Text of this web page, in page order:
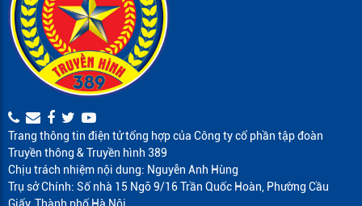
Trang thông tin điện tử tổng hợp của Công ty cổ phần tập đoàn
Truyền thông & Truyền hình 389
Chịu trách nhiệm nội dung: Nguyễn Anh Hùng
Trụ sở Chính: Số nhà 15 Ngõ 9/16 Trần Quốc Hoàn, Phường Cầu